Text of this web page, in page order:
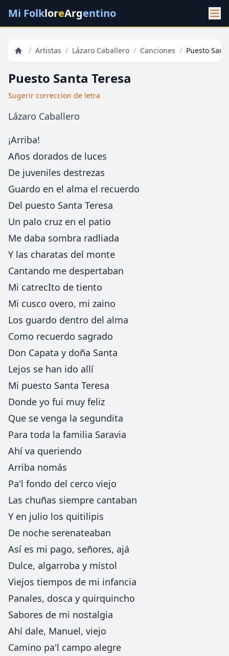
Mi FolkloreArgentino
/ Artistas / Lázaro Caballero / Canciones / Puesto
Puesto Santa Teresa
Sugerir correccion de letra
Lázaro Caballero
¡Arriba!
Años dorados de luces
De juveniles destrezas
Guardo en el alma el recuerdo
Del puesto Santa Teresa
Un palo cruz en el patio
Me daba sombra radliada
Y las charatas del monte
Cantando me despertaban
Mi catrecIto de tiento
Mi cusco overo, mi zaino
Los guardo dentro del alma
Como recuerdo sagrado
Don Capata y doña Santa
Lejos se han ido allí
Mi puesto Santa Teresa
Donde yo fui muy feliz
Que se venga la segundita
Para toda la familia Saravia
Ahí va queriendo
Arriba nomás
Pa'l fondo del cerco viejo
Las chuñas siempre cantaban
Y en julio los quitilipis
De noche serenateaban
Así es mi pago, señores, ajá
Dulce, algarroba y mistol
Viejos tiempos de mi infancia
Panales, dosca y quirquincho
Sabores de mi nostalgia
Ahí dale, Manuel, viejo
Camino pa'l campo alegre